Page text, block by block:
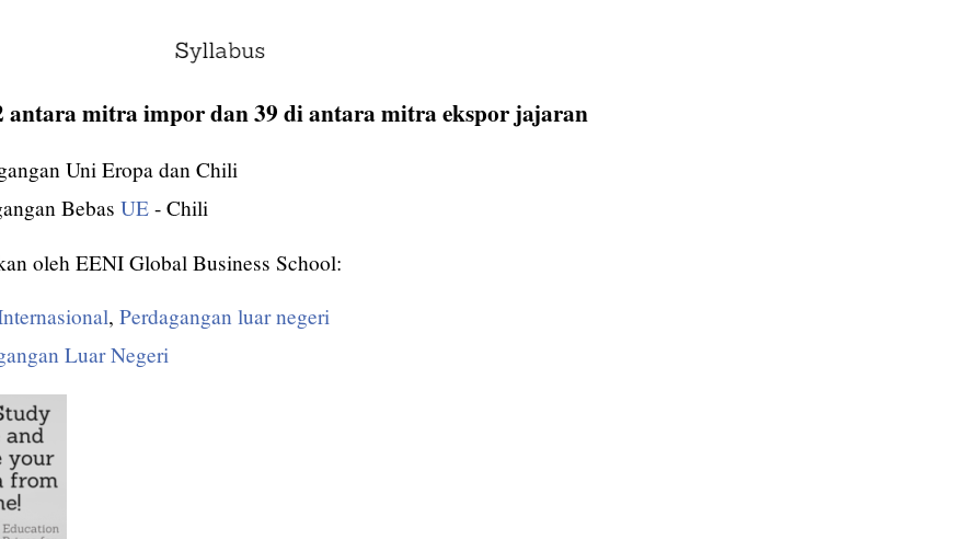
antara mitra impor dan 39 di antara mitra ekspor jajaran
Uni Eropa dan Chili
Bebas UE - Chili
oleh EENI Global Business School:
, Perdagangan luar negeri
Luar Negeri